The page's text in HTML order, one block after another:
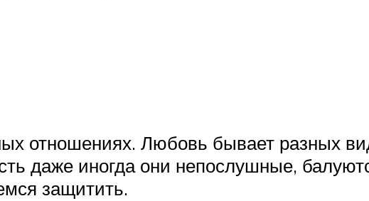
отношениях. Любовь бывает разных
даже иногда они непослушные,
защитить.